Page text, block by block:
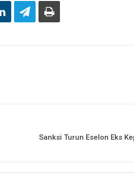
Sanksi Turun Eselon Eks